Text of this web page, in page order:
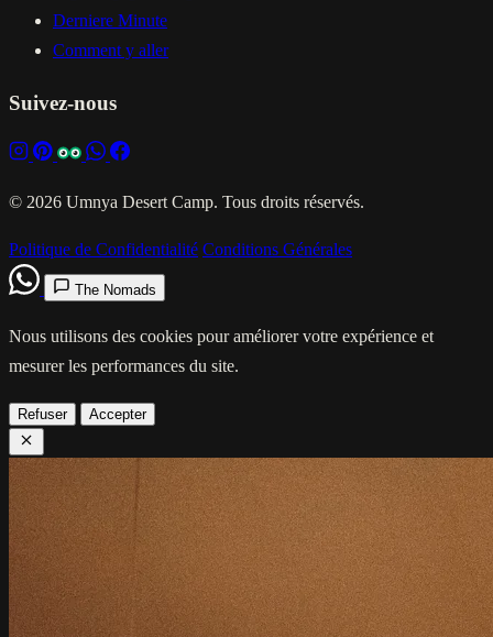
Derniere Minute
Comment y aller
Suivez-nous
© 2026 Umnya Desert Camp. Tous droits réservés.
Politique de Confidentialité Conditions Générales
The Nomads
Nous utilisons des cookies pour améliorer votre expérience et
mesurer les performances du site.
Refuser Accepter